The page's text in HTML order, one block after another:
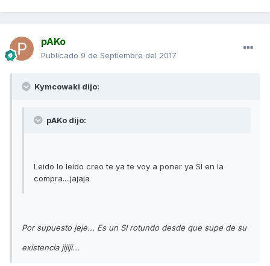
pAKo
Publicado 9 de Septiembre del 2017
Kymcowaki dijo:
pAKo dijo:
Leido lo leido creo te ya te voy a poner ya SI en la
compra....jajaja
Por supuesto jeje... Es un SI rotundo desde que supe de su
existencia jijiji...